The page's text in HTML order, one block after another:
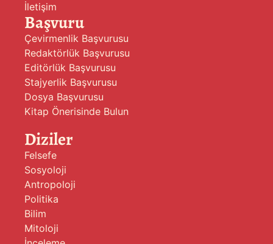
İletişim
Başvuru
Çevirmenlik Başvurusu
Redaktörlük Başvurusu
Editörlük Başvurusu
Stajyerlik Başvurusu
Dosya Başvurusu
Kitap Önerisinde Bulun
Diziler
Felsefe
Sosyoloji
Antropoloji
Politika
Bilim
Mitoloji